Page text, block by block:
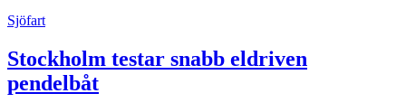
Sjöfart
Stockholm testar snabb eldriven
pendelbåt